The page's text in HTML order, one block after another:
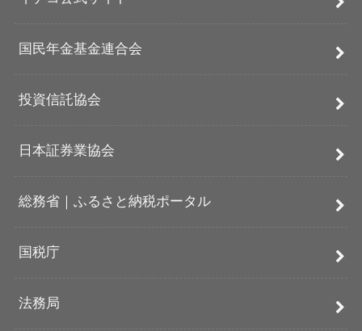
国民年金基金連合会
投資信託協会
日本証券業協会
総務省｜ふるさと納税ポータル
国税庁
法務局